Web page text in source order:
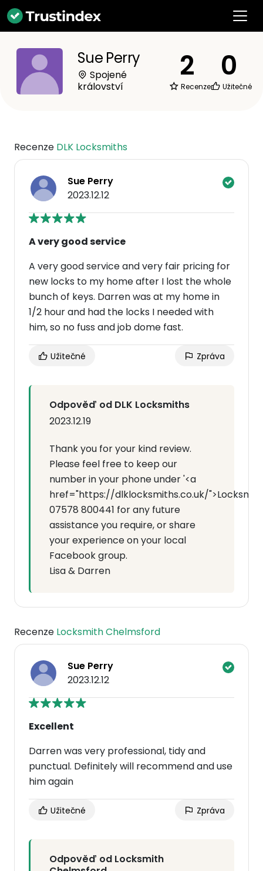
Sue Perry
Spojené
království
2
Recenze
0
Užitečné
Recenze DLK Locksmiths
Sue Perry
2023.12.12
A very good service
A very good service and very fair pricing for
new locks to my home after I lost the whole
bunch of keys. Darren was at my home in
1/2 hour and had the locks I needed with
him, so no fuss and job dome fast.
Užitečné Zpráva
Odpověď od DLK Locksmiths
2023.12.19
Thank you for your kind review.
Please feel free to keep our
number in your phone under '<a
href="https://dlklocksmiths.co.uk/
07578 800441 for any future
assistance you require, or share
your experience on your local
Facebook group.
Lisa & Darren
Recenze Locksmith Chelmsford
Sue Perry
2023.12.12
Excellent
Darren was very professional, tidy and
punctual. Definitely will recommend and use
him again
Užitečné Zpráva
Odpověď od Locksmith